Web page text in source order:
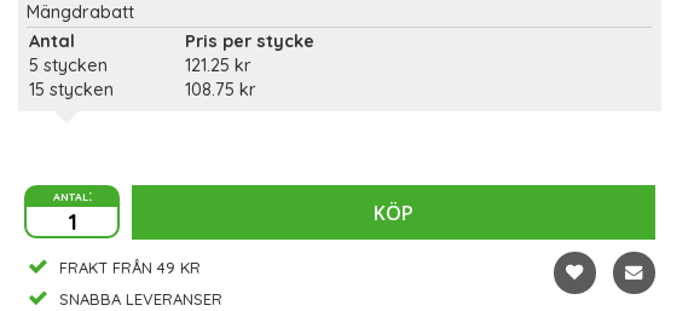
Mängdrabatt
Antal
Pris per stycke
5 stycken
121.25 kr
15 stycken
108.75 kr
antal:
KÖP
FRAKT FRÅN 49 KR
SNABBA LEVERANSER